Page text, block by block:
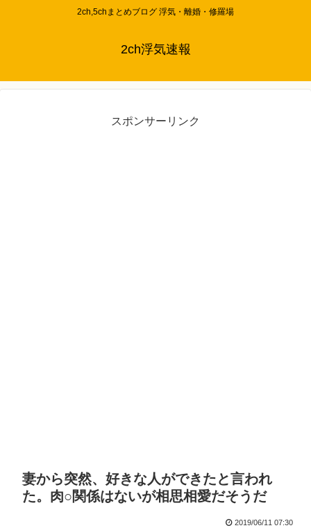
2ch,5chまとめブログ 浮気・離婚・修羅場
2ch浮気速報
スポンサーリンク
妻から突然、好きな人ができたと言われ
た。肉○関係はないが相思相愛だそうだ
2019/06/11 07:30